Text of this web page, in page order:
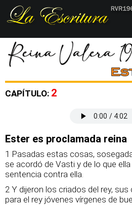
CAPÍTULO: 2
Ester es proclamada reina
1 Pasadas estas cosas,
se acordó de Vasti y de lo que
sentencia contra ella.
2 Y dijeron los criados del rey,
para el rey jóvenes vírgenes de